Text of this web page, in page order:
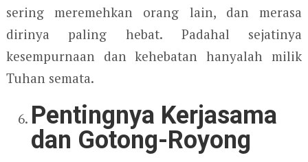
sering meremehkan orang lain, dan merasa
dirinya paling hebat. Padahal sejatinya
kesempurnaan dan kehebatan hanyalah milik
Tuhan semata.
Pentingnya Kerjasama
dan Gotong-Royong